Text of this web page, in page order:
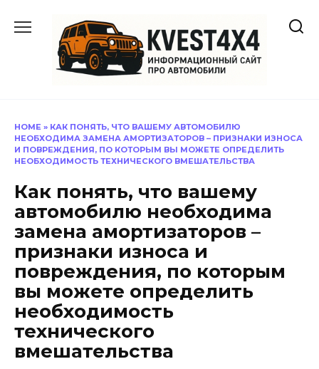
содержанию
HOME » КАК ПОНЯТЬ, ЧТО ВАШЕМУ АВТОМОБИЛЮ
НЕОБХОДИМА ЗАМЕНА АМОРТИЗАТОРОВ – ПРИЗНАКИ ИЗНОСА
И ПОВРЕЖДЕНИЯ, ПО КОТОРЫМ ВЫ МОЖЕТЕ ОПРЕДЕЛИТЬ
НЕОБХОДИМОСТЬ ТЕХНИЧЕСКОГО ВМЕШАТЕЛЬСТВА
Как понять, что вашему
автомобилю необходима
замена амортизаторов –
признаки износа и
повреждения, по которым
вы можете определить
необходимость
технического
вмешательства